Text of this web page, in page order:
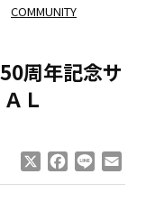
COMMUNITY
周年記念サ
Ｌ
Facebook
Line